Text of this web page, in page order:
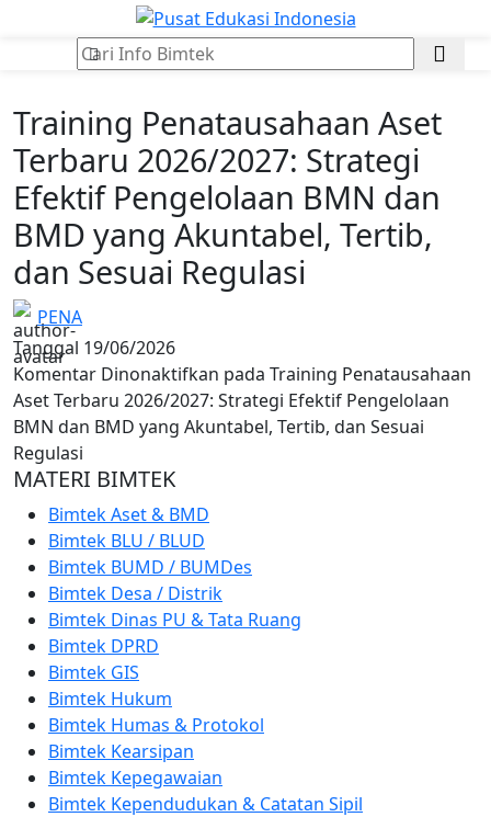
Training Penatausahaan Aset
Terbaru 2026/2027: Strategi
Efektif Pengelolaan BMN dan
BMD yang Akuntabel, Tertib,
dan Sesuai Regulasi
PENA
Tanggal 19/06/2026
Komentar Dinonaktifkan pada Training Penatausahaan
Aset Terbaru 2026/2027: Strategi Efektif Pengelolaan
BMN dan BMD yang Akuntabel, Tertib, dan Sesuai
Regulasi
MATERI BIMTEK
Bimtek Aset & BMD
Bimtek BLU / BLUD
Bimtek BUMD / BUMDes
Bimtek Desa / Distrik
Bimtek Dinas PU & Tata Ruang
Bimtek DPRD
Bimtek GIS
Bimtek Hukum
Bimtek Humas & Protokol
Bimtek Kearsipan
Bimtek Kepegawaian
Bimtek Kependudukan & Catatan Sipil